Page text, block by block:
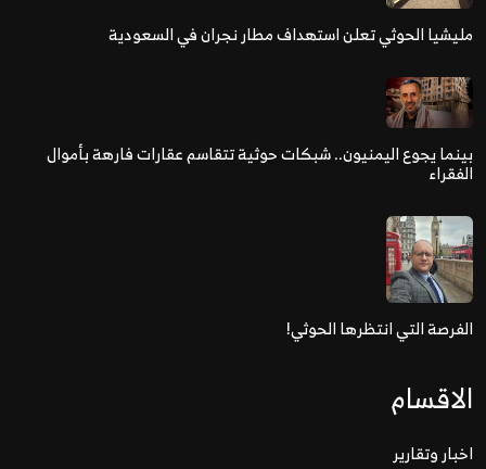
مليشيا الحوثي تعلن استهداف مطار نجران في السعودية
بينما يجوع اليمنيون.. شبكات حوثية تتقاسم عقارات فارهة بأموال
الفقراء
الفرصة التي انتظرها الحوثي!
الاقسام
اخبار وتقارير